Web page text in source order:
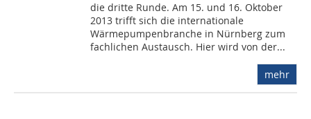
die dritte Runde. Am 15. und 16. Oktober
2013 trifft sich die internationale
Wärmepumpenbranche in Nürnberg zum
fachlichen Austausch. Hier wird von der...
mehr